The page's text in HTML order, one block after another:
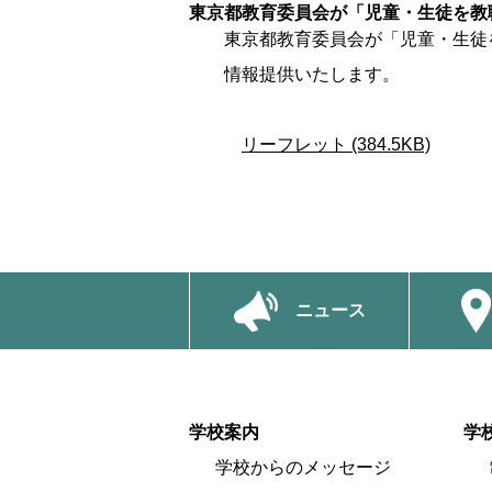
東京都教育委員会が「児童・生徒を
東京都教育委員会が「児童・生徒
情報提供いたします。
リーフレット (384.5KB)
ニュース
学校案内
学校からのメッセージ
学